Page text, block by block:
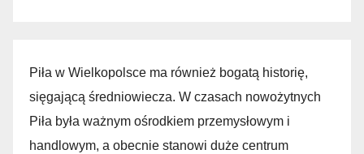
Piła w Wielkopolsce ma również bogatą historię,
sięgającą średniowiecza. W czasach nowożytnych
Piła była ważnym ośrodkiem przemysłowym i
handlowym, a obecnie stanowi duże centrum